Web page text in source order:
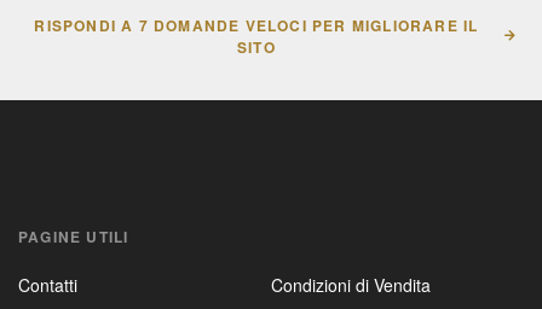
RISPONDI A 7 DOMANDE VELOCI PER MIGLIORARE IL
SITO
PAGINE UTILI
Contatti
Condizioni di Vendita